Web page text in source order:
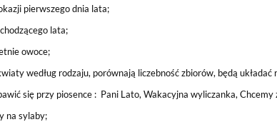
pierwszego dnia lata;
lata;
owoce;
według rodzaju, porównają liczebność zbiorów, będą układać
się przy piosence : Pani Lato, Wakacyjna wyliczanka, Chcemy
na sylaby;